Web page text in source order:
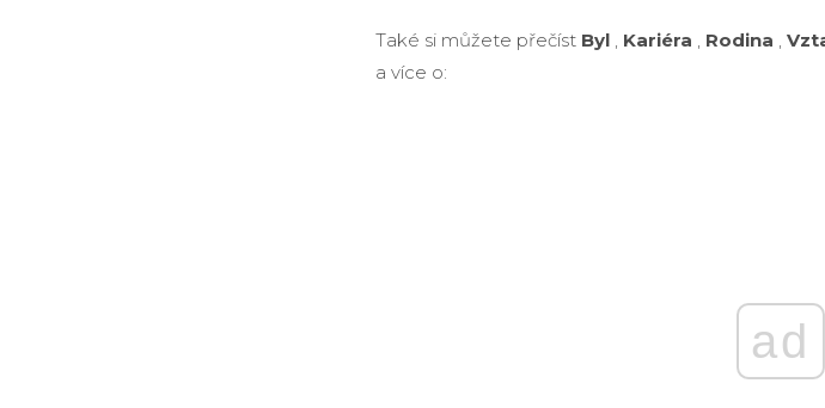
Také si můžete přečíst Byl, Kariéra Rodina
a více o:
ad